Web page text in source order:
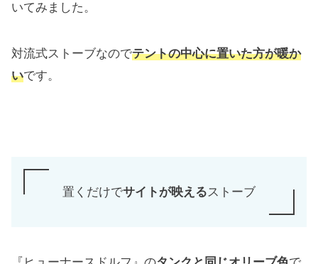
いてみました。
対流式ストーブなのでテントの中心に置いた方が暖か
いです。
置くだけでサイトが映えるストーブ